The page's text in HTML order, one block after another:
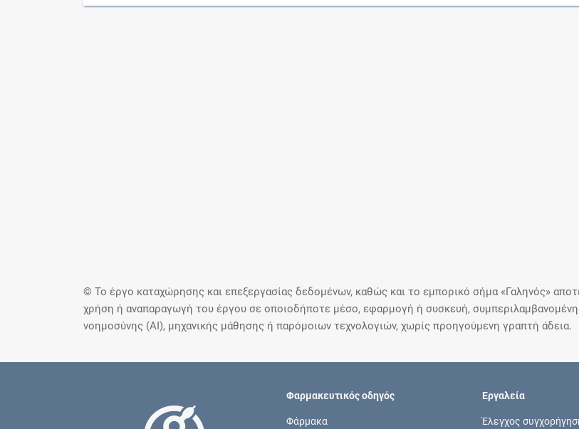
© Το έργο καταχώρησης και επεξεργασίας δεδομένων, καθώς και το εμπορικό σήμα «Γαληνός»
χρήση ή αναπαραγωγή του έργου σε οποιοδήποτε μέσο, εφαρμογή ή συσκευή,
νοημοσύνης (AI), μηχανικής μάθησης ή παρόμοιων τεχνολογιών, χωρίς προηγούμενη γραπτή άδεια.
Φαρμακευτικός οδηγός
Φάρμακα
Εργαλεία
Έλεγχος